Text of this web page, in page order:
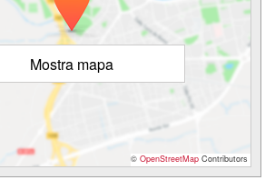
Mostra mapa
© OpenStreetMap Contributors